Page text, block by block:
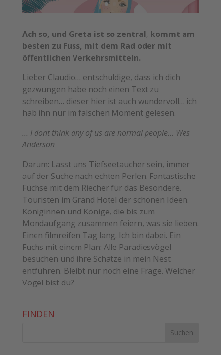
Ach so, und Greta ist so zentral, kommt am
besten zu Fuss, mit dem Rad oder mit
öffentlichen Verkehrsmitteln.
Lieber Claudio… entschuldige, dass ich dich
gezwungen habe noch einen Text zu
schreiben… dieser hier ist auch wundervoll… ich
hab ihn nur im falschen Moment gelesen.
… I dont think any of us are normal people… Wes
Anderson
Darum: Lasst uns Tiefseetaucher sein, immer
auf der Suche nach echten Perlen. Fantastische
Füchse mit dem Riecher für das Besondere.
Touristen im Grand Hotel der schönen Ideen.
Königinnen und Könige, die bis zum
Mondaufgang zusammen feiern, was sie lieben.
Einen filmreifen Tag lang. Ich bin dabei. Ein
Fuchs mit einem Plan: Alle Paradiesvögel
besuchen und ihre Schätze in mein Nest
entführen. Bleibt nur noch eine Frage. Welcher
Vogel bist du?
FINDEN